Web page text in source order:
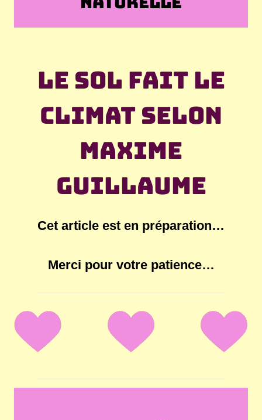
Le sol fait le
climat selon
Maxime
Guillaume
Cet article est en préparation…
Merci pour votre patience…